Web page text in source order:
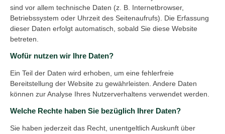
sind vor allem technische Daten (z. B. Internetbrowser,
Betriebssystem oder Uhrzeit des Seitenaufrufs). Die Erfassung
dieser Daten erfolgt automatisch, sobald Sie diese Website
betreten.
Wofür nutzen wir Ihre Daten?
Ein Teil der Daten wird erhoben, um eine fehlerfreie
Bereitstellung der Website zu gewährleisten. Andere Daten
können zur Analyse Ihres Nutzerverhaltens verwendet werden.
Welche Rechte haben Sie bezüglich Ihrer Daten?
Sie haben jederzeit das Recht, unentgeltlich Auskunft über